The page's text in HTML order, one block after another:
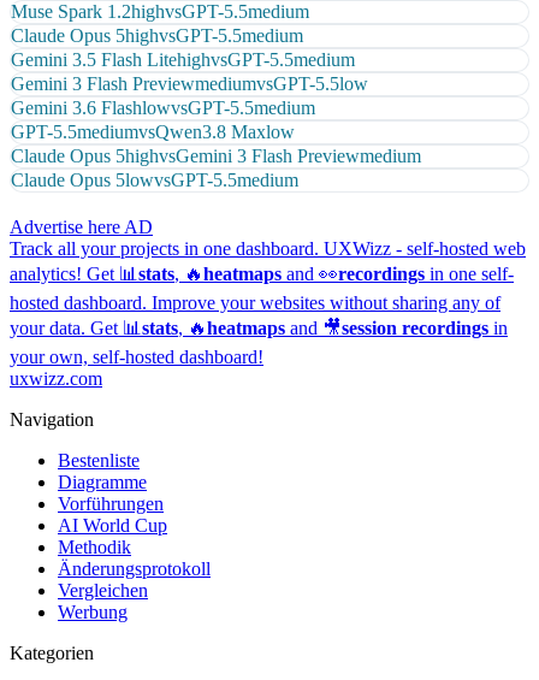
Muse Spark 1.2highvsGPT-5.5medium
Claude Opus 5highvsGPT-5.5medium
Gemini 3.5 Flash LitehighvsGPT-5.5medium
Gemini 3 Flash PreviewmediumvsGPT-5.5low
Gemini 3.6 FlashlowvsGPT-5.5medium
GPT-5.5mediumvsQwen3.8 Maxlow
Claude Opus 5highvsGemini 3 Flash Previewmedium
Claude Opus 5lowvsGPT-5.5medium
Advertise here AD
Track all your projects in one dashboard. UXWizz - self-hosted web
analytics! Get 📊 stats, 🔥heatmaps and 👀recordings in one self-
hosted dashboard. Improve your websites without sharing any of
your data. Get 📊 stats, 🔥heatmaps and 🎥session recordings in
your own, self-hosted dashboard!
uxwizz.com
Navigation
Bestenliste
Diagramme
Vorführungen
AI World Cup
Methodik
Änderungsprotokoll
Vergleichen
Werbung
Kategorien